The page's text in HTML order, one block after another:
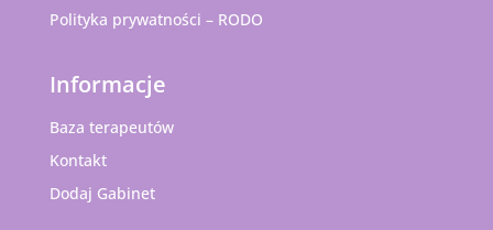
Polityka prywatności – RODO
Informacje
Baza terapeutów
Kontakt
Dodaj Gabinet